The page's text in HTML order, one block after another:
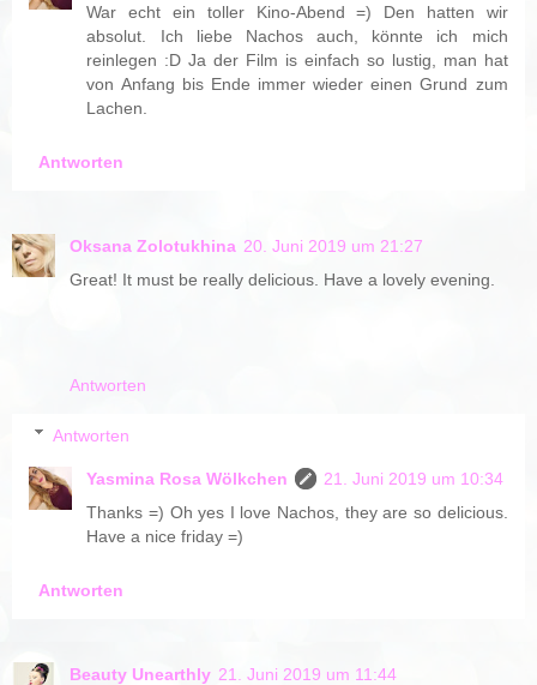
War echt ein toller Kino-Abend =) Den hatten wir
absolut. Ich liebe Nachos auch, könnte ich mich
reinlegen :D Ja der Film is einfach so lustig, man hat
von Anfang bis Ende immer wieder einen Grund zum
Lachen.
Antworten
Oksana Zolotukhina 20. Juni 2019 um 21:27
Great! It must be really delicious. Have a lovely evening.
Antworten
Antworten
Yasmina Rosa Wölkchen
21. Juni 2019 um 10:34
Thanks =) Oh yes I love Nachos, they are so delicious.
Have a nice friday =)
Antworten
Beauty Unearthly 21. Juni 2019 um 11:44